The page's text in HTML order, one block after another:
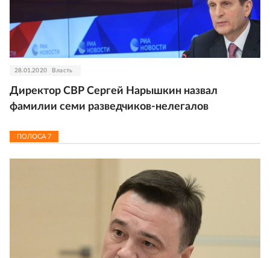
28.01.2020 Власть
Директор СВР Сергей Нарышкин назвал
фамилии семи разведчиков-нелегалов
ПОЛОСА7